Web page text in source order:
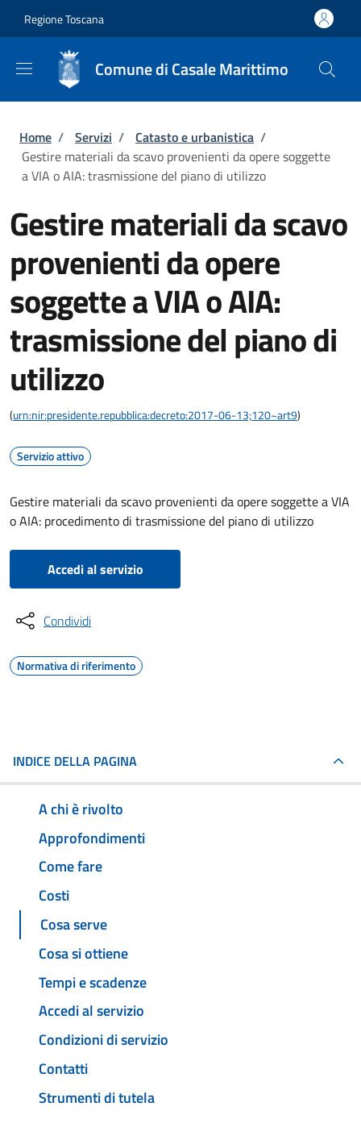
Regione Toscana
Comune di Casale Marittimo
Briciole di pane
Home / Servizi / Catasto e urbanistica /
Gestire materiali da scavo provenienti da opere soggette
a VIA o AIA: trasmissione del piano di utilizzo
Gestire materiali da scavo
provenienti da opere
soggette a VIA o AIA:
trasmissione del piano di
utilizzo
(urn:nir:presidente.repubblica:decreto:2017-06-13;120~art9)
Servizio attivo
Gestire materiali da scavo provenienti da opere soggette a VIA
o AIA: procedimento di trasmissione del piano di utilizzo
Accedi al servizio
Condividi
Normativa di riferimento
INDICE DELLA PAGINA
A chi è rivolto
Approfondimenti
Come fare
Costi
Cosa serve
Cosa si ottiene
Tempi e scadenze
Accedi al servizio
Condizioni di servizio
Contatti
Strumenti di tutela